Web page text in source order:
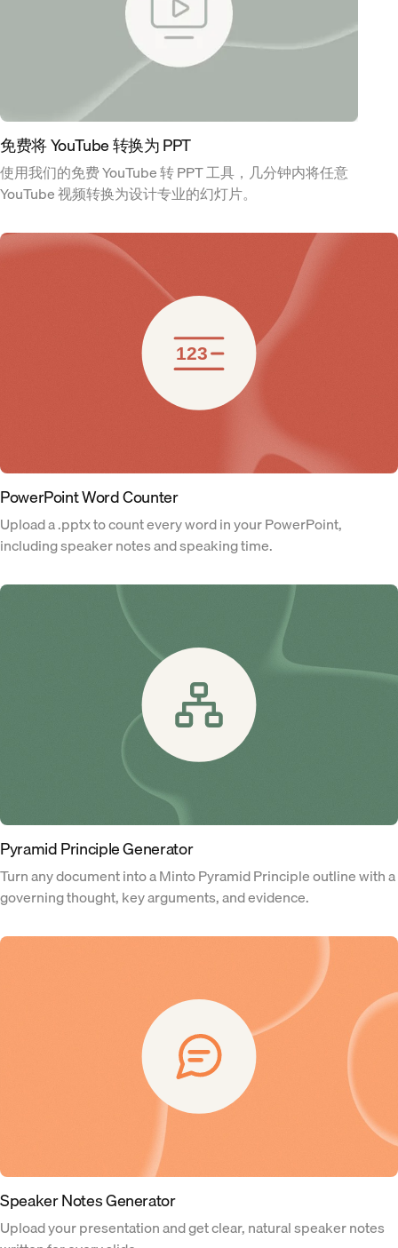
免费将 YouTube 转换为 PPT
使用我们的免费 YouTube 转 PPT 工具，几分钟内将任意
YouTube 视频转换为设计专业的幻灯片。
PowerPoint Word Counter
Upload a .pptx to count every word in your PowerPoint,
including speaker notes and speaking time.
Pyramid Principle Generator
Turn any document into a Minto Pyramid Principle outline with a
governing thought, key arguments, and evidence.
Speaker Notes Generator
Upload your presentation and get clear, natural speaker notes